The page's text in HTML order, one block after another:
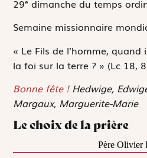
29 dimanche du temps
Semaine missionnaire
« Le Fils de l’homme,
la foi sur la terre ? » (Lc 18,
Bonne fête !Hedwige,
Margaux, Marguerite-Marie
Le choix de la prière
Père Olivier